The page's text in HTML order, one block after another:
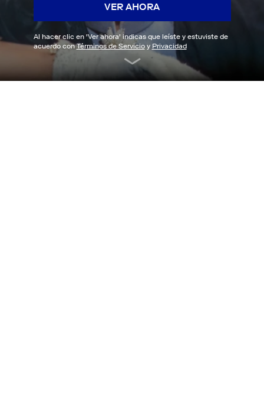
VER AHORA
Al hacer clic en 'Ver ahora' indicas que leíste y estuviste de
acuerdo conTérminos de Servicioy Privacidad